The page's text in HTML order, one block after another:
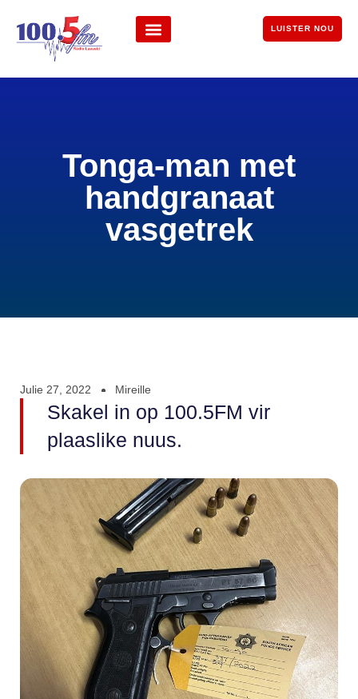
LUISTER NOU
Tonga-man met
handgranaat
vasgetrek
Julie 27, 2022 Mireille
Skakel in op 100.5FM vir
plaaslike nuus.